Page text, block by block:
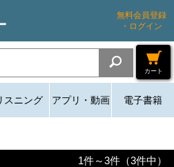
無料会員登録
・ログイン
カート
スニング アプリ・動画 電子書籍
1件～3件（3件中）